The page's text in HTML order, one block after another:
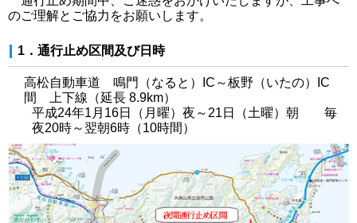
のご理解とご協力をお願いします。
1．通行止め区間及び日時
高松自動車道 鳴門（なると）IC～板野（いたの）IC
間 上下線（延長 8.9km）
平成24年1月16日（月曜）夜～21日（土曜）朝 毎
夜20時～翌朝6時（10時間）